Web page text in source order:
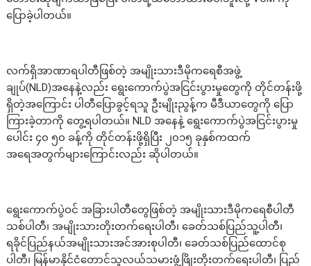
ပြောခဲ့ပါတယ်။
လက်ရှိအာဏာရပါတီဖြစ်တဲ့ အမျိုးသားဒီမိုကရေစီအဖွဲ့
ချုပ်(NLD)အနေနဲ့လည်း ရွေးကောက်ပွဲအငြင်းပွားမှုတွေကို တိုင်တန်းဖို့
ရှိတဲ့အကြောင်း ပါတီပြောခွင့်ရသူ ဦးမျိုးညွန့်က မီဒီယာတွေကို ပြော
ကြားခဲ့တာကို တွေ့ရပါတယ်။ NLD အနေနဲ့ ရွေးကောက်ပွဲအငြင်းပွားမှု
ပေါင်း ၄၀ ၅၀ ခန့်ကို တိုင်တန်းဖို့ရှိပြီး ၂၀၁၅ ခုနှစ်ကထက်
အရေအတွက်များကြောင်းလည်း ဆိုပါတယ်။
ရွေးကောက်ပွဲဝင် အခြားပါတီတွေဖြစ်တဲ့ အမျိုးသားဒီမိုကရေစီပါတီ
သစ်ပါတီ၊ အမျိုးသားတိုးတက်ရေးပါတီ၊ ခေတ်သစ်ပြည်သူ့ပါတီ၊
ရခိုင်ပြည်နယ်အမျိုးသားအင်အားစုပါတီ၊ ခေတ်သစ်ပြည်ထောင်စု
ပါတီ၊ မြန်မာနိုင်ငံတောင်သူလယ်သမားဖွံ့ဖြိုးတိုးတက်ရေးပါတီ၊ ပြည်